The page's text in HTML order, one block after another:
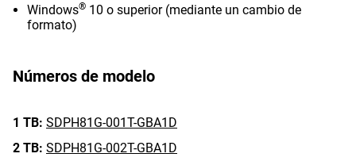
Windows® 10 o superior (mediante un cambio de
formato)
Números de modelo
1 TB: SDPH81G-001T-GBA1D
2 TB: SDPH81G-002T-GBA1D